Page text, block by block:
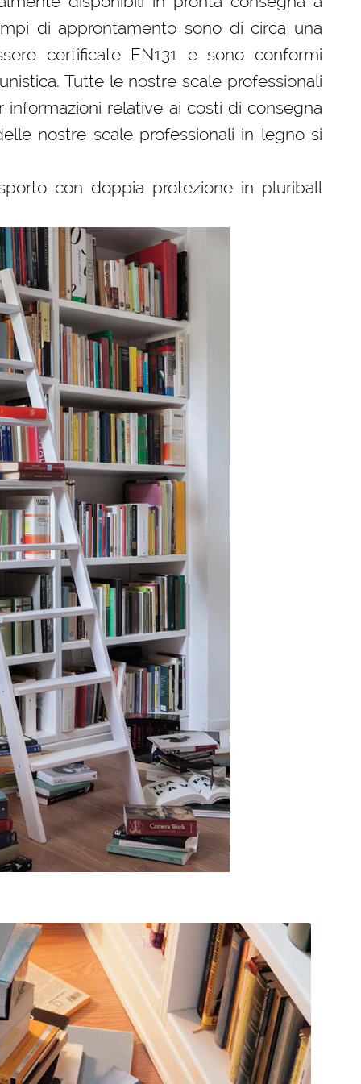
di approntamento sono di circa una
certificate EN131 e sono conformi
Tutte le nostre scale professionali
relative ai costi di consegna
nostre scale professionali in legno si
con doppia protezione in pluriball